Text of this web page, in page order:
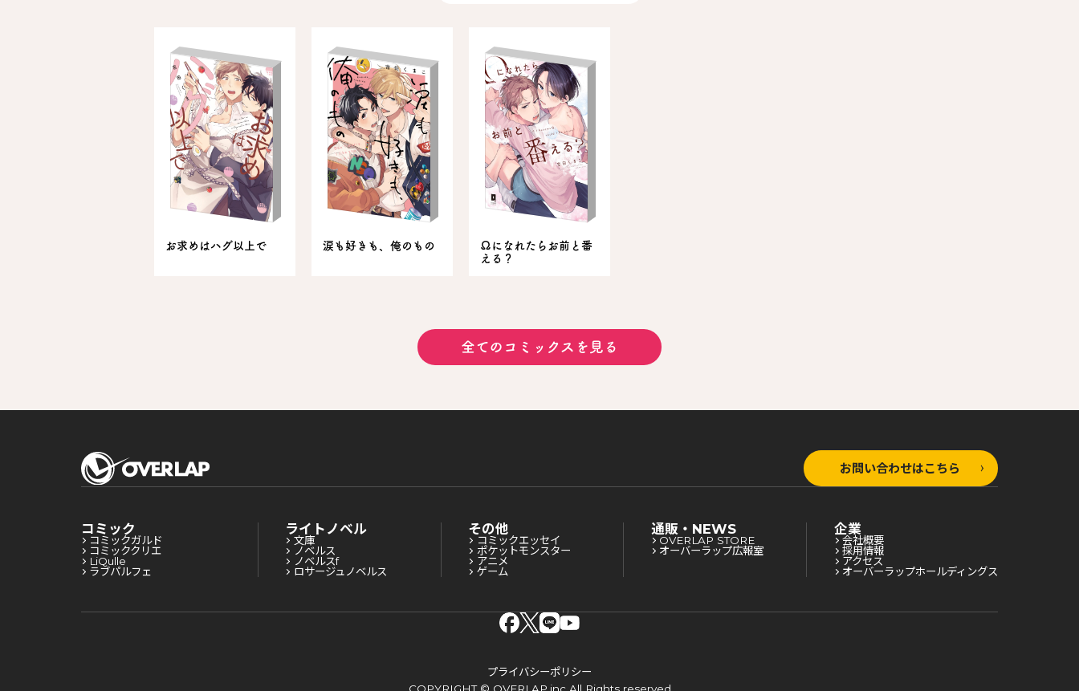
お求めはハグ以上で 涙も好きも、俺のもの
Ωになれたらお前と番
える？
全てのコミックスを見る
お問い合わせはこちら
コミック
コミックガルド
コミッククリエ
LiQulle
ラブパルフェ
ライトノベル
文庫
ノベルス
ノベルスf
ロサージュノベルス
その他
コミックエッセイ
ポケットモンスター
アニメ
ゲーム
通販・NEWS
OVERLAP STORE
オーバーラップ広報室
企業
会社概要
採用情報
アクセス
オーバーラップホールディングス
プライバシーポリシー